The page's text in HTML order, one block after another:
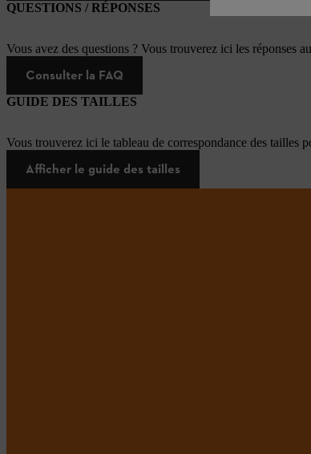
QUESTIONS / RÉPONSES
Vous avez des questions ? Vous trouverez ici les réponses
Consulter la FAQ
GUIDE DES TAILLES
Vous trouverez ici le tableau de correspondance des tailles
Afficher le guide des tailles